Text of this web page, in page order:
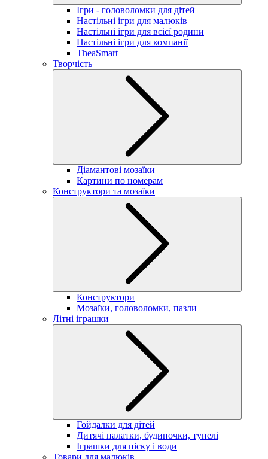
Ігри - головоломки для дітей
Настільні ігри для малюків
Настільні ігри для всієї родини
Настільні ігри для компанії
TheaSmart
Творчість
Діамантові мозаїки
Картини по номерам
Конструктори та мозаїки
Конструктори
Мозаїки, головоломки, пазли
Літні іграшки
Гойдалки для дітей
Дитячі палатки, будиночки, тунелі
Іграшки для піску і води
Товари для малюків